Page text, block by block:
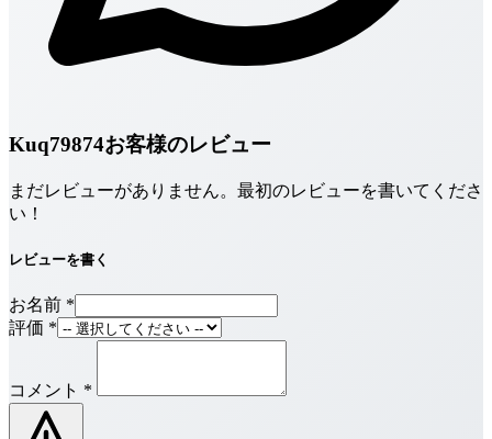
Kuq79874お客様のレビュー
まだレビューがありません。最初のレビューを書いてくださ
い！
レビューを書く
お名前 *
評価 *
コメント *